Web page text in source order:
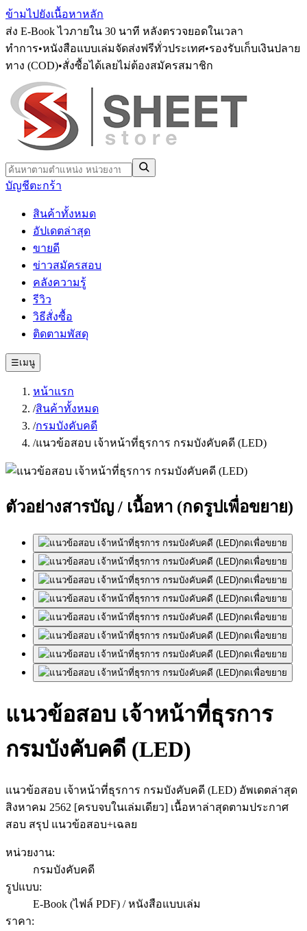
ข้ามไปยังเนื้อหาหลัก
ส่ง E-Book ไวภายใน 30 นาที หลังตรวจยอดในเวลา
ทำการ•หนังสือแบบเล่มจัดส่งฟรีทั่วประเทศ•รองรับเก็บเงินปลาย
ทาง (COD)•สั่งซื้อได้เลยไม่ต้องสมัครสมาชิก
บัญชีตะกร้า
สินค้าทั้งหมด
อัปเดตล่าสุด
ขายดี
ข่าวสมัครสอบ
คลังความรู้
รีวิว
วิธีสั่งซื้อ
ติดตามพัสดุ
☰เมนู
หน้าแรก
/สินค้าทั้งหมด
/กรมบังคับคดี
/แนวข้อสอบ เจ้าหน้าที่ธุรการ กรมบังคับคดี (LED)
ตัวอย่างสารบัญ / เนื้อหา (กดรูปเพื่อขยาย)
กดเพื่อขยาย
กดเพื่อขยาย
กดเพื่อขยาย
กดเพื่อขยาย
กดเพื่อขยาย
กดเพื่อขยาย
กดเพื่อขยาย
กดเพื่อขยาย
แนวข้อสอบ เจ้าหน้าที่ธุรการ
กรมบังคับคดี (LED)
แนวข้อสอบ เจ้าหน้าที่ธุรการ กรมบังคับคดี (LED) อัพเดตล่าสุด
สิงหาคม 2562 [ครบจบในเล่มเดียว] เนื้อหาล่าสุดตามประกาศ
สอบ สรุป แนวข้อสอบ+เฉลย
หน่วยงาน:
กรมบังคับคดี
รูปแบบ:
E-Book (ไฟล์ PDF) / หนังสือแบบเล่ม
ราคา: